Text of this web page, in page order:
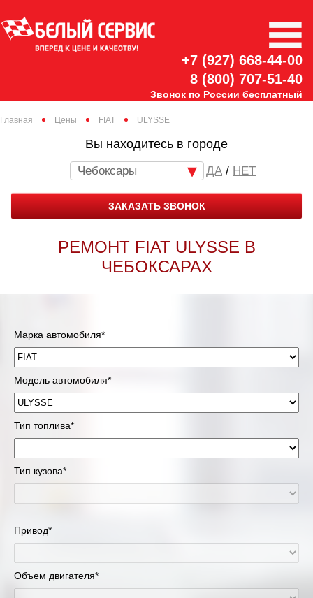
+7 (927) 668-44-00
8 (800) 707-51-40
Звонок по России бесплатный
Главная Цены FIAT ULYSSE
Вы находитесь в городе
Чебоксары / НЕТ
ЗАКАЗАТЬ ЗВОНОК
РЕМОНТ FIAT ULYSSE В
ЧЕБОКСАРАХ
Марка автомобиля*
Модель автомобиля*
Тип топлива*
Тип кузова*
Привод*
Объем двигателя*